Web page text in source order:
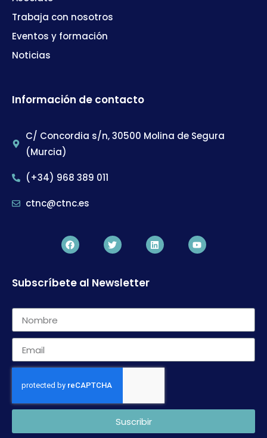
Trabaja con nosotros
Eventos y formación
Noticias
Información de contacto
C/ Concordia s/n, 30500 Molina de Segura
(Murcia)
(+34) 968 389 011
ctnc@ctnc.es
Subscríbete al Newsletter
Suscribir